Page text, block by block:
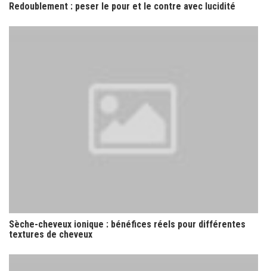
Redoublement : peser le pour et le contre avec lucidité
Sèche-cheveux ionique : bénéfices réels pour différentes
textures de cheveux